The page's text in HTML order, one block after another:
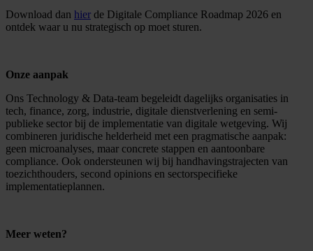
Download dan hier de Digitale Compliance Roadmap 2026 en
ontdek waar u nu strategisch op moet sturen.
Onze aanpak
Ons Technology & Data‑team begeleidt dagelijks organisaties in
tech, finance, zorg, industrie, digitale dienstverlening en semi-
publieke sector bij de implementatie van digitale wetgeving. Wij
combineren juridische helderheid met een pragmatische aanpak:
geen microanalyses, maar concrete stappen en aantoonbare
compliance. Ook ondersteunen wij bij handhavingstrajecten van
toezichthouders, second opinions en sectorspecifieke
implementatieplannen.
Meer weten?